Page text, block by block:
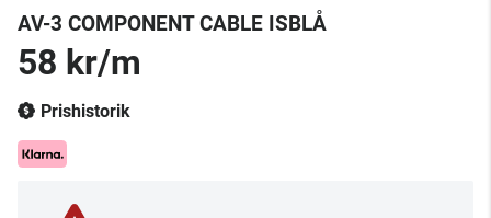
AV-3 COMPONENT CABLE ISBLÅ
58 kr/m
Prishistorik